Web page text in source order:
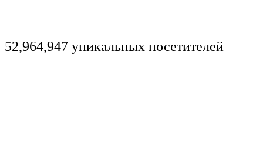
52,964,947 уникальных посетителей